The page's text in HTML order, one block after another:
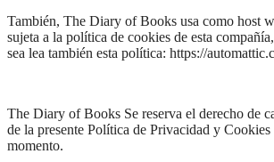
También, The Diary of Books usa como host
sujeta a la política de cookies de esta
sea lea también esta política: https://
The Diary of Books Se reserva el derecho de
de la presente Política de Privacidad y
momento.